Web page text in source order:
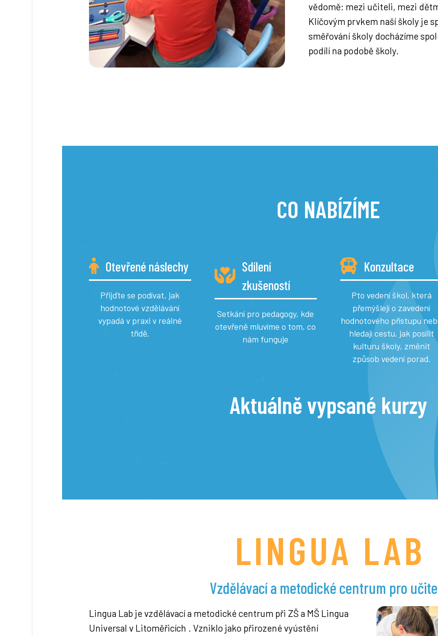
vědomě: mezi učiteli, mezi
Klíčovým prvkem naší školy je
směřování školy docházíme
podílí na podobě školy.
CO NABÍZÍME
Otevřené náslechy
Přijďte se podívat, jak
hodnotové vzdělávání
vypadá v praxi v reálné
třídě.
Sdílení
zkušeností
Setkání pro pedagogy, kde
otevřeně mluvíme o tom, co
nám funguje
Konzultace
Pto vedení škol, která
přemýšlejí o zavedení
hodnotového přístupu
hledají cestu, jak posílit
kulturu školy, změnit
způsob vedení porad.
Aktuálně vypsané kurzy
LINGUA LAB
Vzdělávací a metodické centrum pro
Lingua Lab je vzdělávací a metodické centrum při ZŠ a MŠ Lingua
Universal v Litoměřicích . Vzniklo jako přirozené vyústění